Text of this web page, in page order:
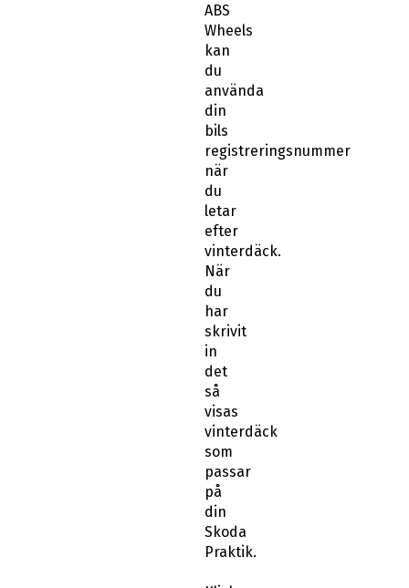
ABS
Wheels
kan
du
använda
din
bils
registreringsnummer
när
du
letar
efter
vinterdäck.
När
du
har
skrivit
in
det
så
visas
vinterdäck
som
passar
på
din
Skoda
Praktik.